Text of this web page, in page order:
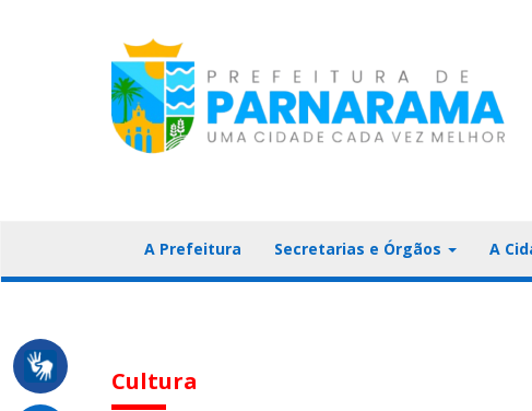
A Prefeitura Secretarias e Órgãos A
Cultura